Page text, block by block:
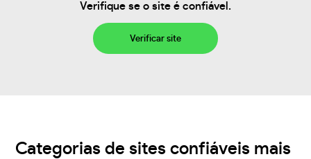
Verifique se o site é confiável.
Verificar site
Categorias de sites confiáveis mais